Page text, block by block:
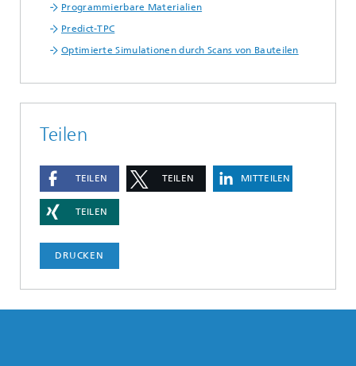
Programmierbare Materialien
Predict-TPC
Optimierte Simulationen durch Scans von Bauteilen
Teilen
TEILEN TEILEN MITTEILEN
TEILEN
DRUCKEN